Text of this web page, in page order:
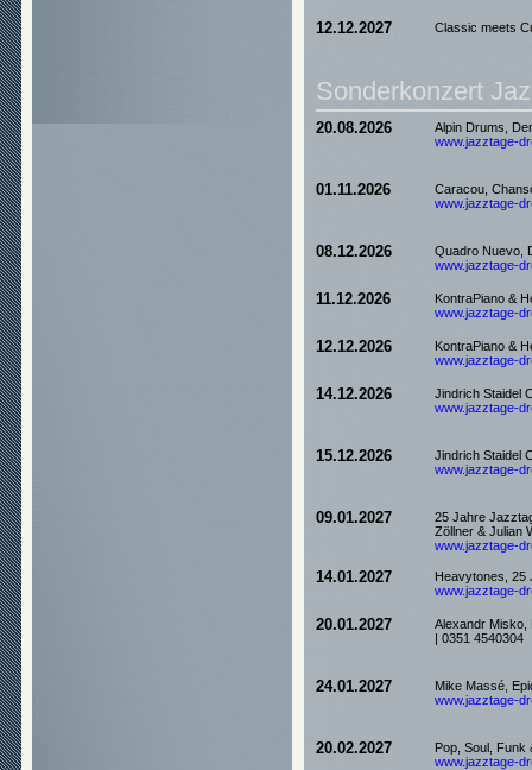
12.12.2027 Classic meets
Sonderkonzert
20.08.2026
Alpin Drums,
www.jazztage-
01.11.2026
Caracou,
www.jazztage-
08.12.2026
Quadro Nuevo,
www.jazztage-
11.12.2026
KontraPiano &
www.jazztage-
12.12.2026
KontraPiano &
www.jazztage-
14.12.2026
Jindrich Staidel
www.jazztage-
15.12.2026
Jindrich Staidel
www.jazztage-
09.01.2027
25 Jahre
Zöllner & Julian
www.jazztage-
14.01.2027
Heavytones, 25
www.jazztage-
20.01.2027
Alexandr Misko,
| 0351 4540304
24.01.2027
Mike Massé,
www.jazztage-
20.02.2027
Pop, Soul, Funk
www.jazztage-